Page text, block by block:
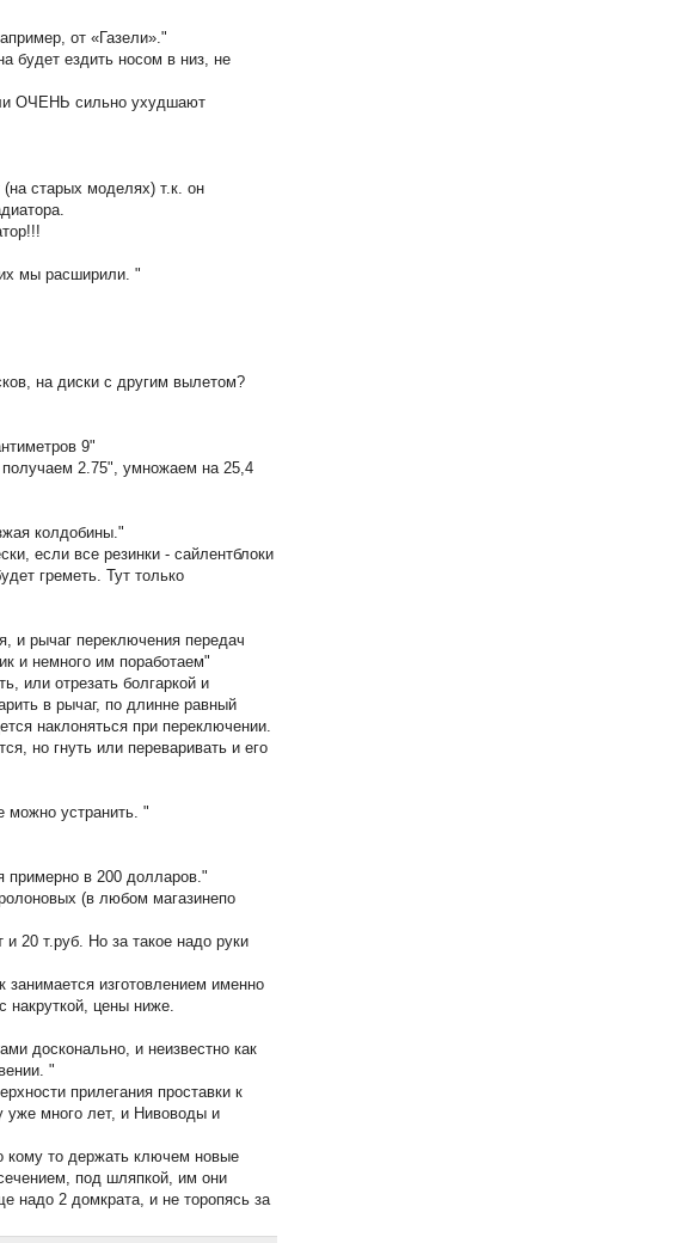
от «Газели»."
будет ездить носом в низ, не
ОЧЕНЬ сильно ухудшают
старых моделях) т.к. он
мы расширили. "
на диски с другим вылетом?
9"
2.75", умножаем на 25,4
колдобины."
если все резинки - сайлентблоки
греметь. Тут только
и рычаг переключения передач
и немного им поработаем"
или отрезать болгаркой и
в рычаг, по длинне равный
наклоняться при переключении.
но гнуть или переваривать и его
можно устранить. "
примерно в 200 долларов."
(в любом магазинепо
20 т.руб. Но за такое надо руки
изготовлением именно
накруткой, цены ниже.
досконально, и неизвестно как
"
прилегания проставки к
уже много лет, и Нивоводы и
кому то держать ключем новые
под шляпкой, им они
надо 2 домкрата, и не торопясь за